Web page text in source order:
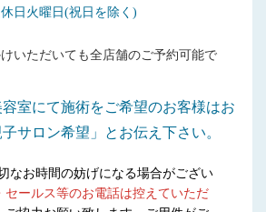
日火曜日(祝日を除く)
いただいても全店舗のご予約可能で
室にて施術をご希望のお客様はお
サロン希望」とお伝え下さい。
なお時間の妨げになる場合がござい
セールス等のお電話は控えていただ